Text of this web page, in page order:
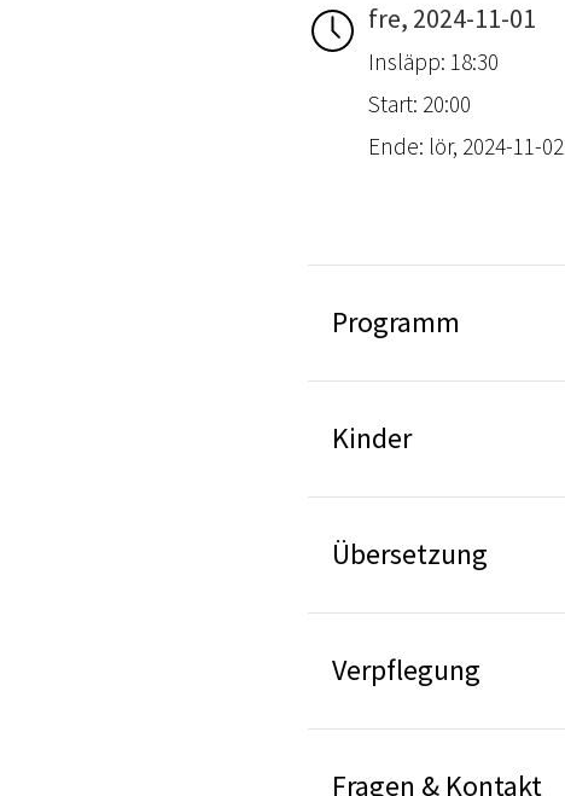
fre, 2024-11-01
Insläpp: 18:30
Start: 20:00
Ende: lör, 2024-11-02
Programm
Kinder
Übersetzung
Verpflegung
Fragen & Kontakt